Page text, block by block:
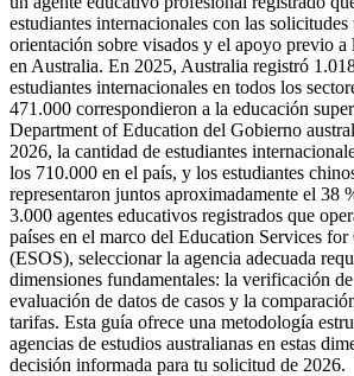
estudiantes internacionales con las
orientación sobre visados y el apoyo previo a
en Australia. En 2025, Australia registró
estudiantes internacionales en todos los
471.000 correspondieron a la educación
Department of Education del Gobierno
2026, la cantidad de estudiantes
los 710.000 en el país, y los estudiantes
representaron juntos aproximadamente el 38
3.000 agentes educativos registrados que
países en el marco del Education Services for
(ESOS), seleccionar la agencia adecuada
dimensiones fundamentales: la verificación
evaluación de datos de casos y la
tarifas. Esta guía ofrece una metodología
agencias de estudios australianas en estas
decisión informada para tu solicitud de 2026.